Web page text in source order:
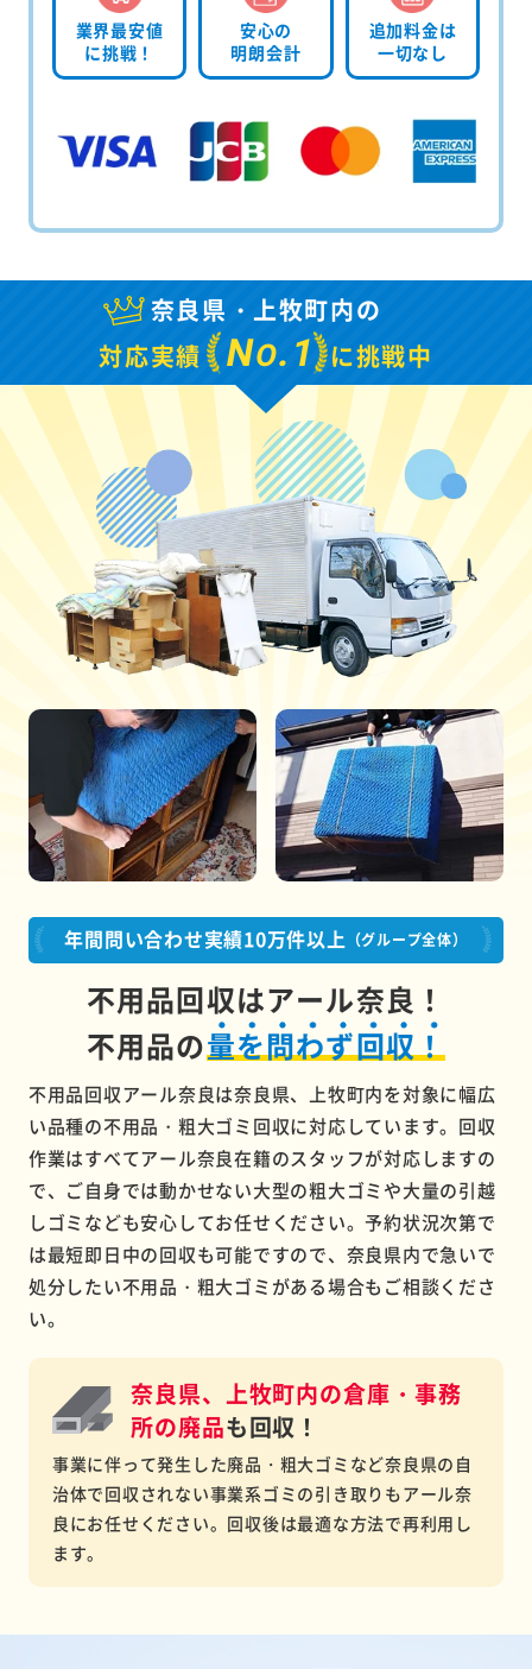
業界最安値
に挑戦！
安心の
明朗会計
追加料金は
一切なし
奈良県・上牧町内の
対応実績
NO.1 に挑戦中
年間問い合わせ実績10万件以上 （グループ全体）
不用品回収はアール奈良！
不用品の量を問わず回収！
不用品回収アール奈良は奈良県、上牧町内を対象に幅広
い品種の不用品・粗大ゴミ回収に対応しています。回収
作業はすべてアール奈良在籍のスタッフが対応しますの
で、ご自身では動かせない大型の粗大ゴミや大量の引越
しゴミなども安心してお任せください。予約状況次第で
は最短即日中の回収も可能ですので、奈良県内で急いで
処分したい不用品・粗大ゴミがある場合もご相談くださ
い。
奈良県、上牧町内の倉庫・事務
所の廃品も回収！
事業に伴って発生した廃品・粗大ゴミなど奈良県の自
治体で回収されない事業系ゴミの引き取りもアール奈
良にお任せください。回収後は最適な方法で再利用し
ます。